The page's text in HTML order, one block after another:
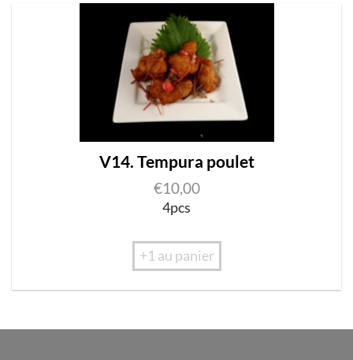
V14. Tempura poulet
€10,00
4pcs
+1 au panier